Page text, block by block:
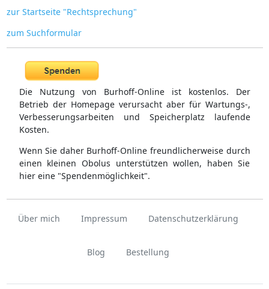
zur Startseite "Rechtsprechung"
zum Suchformular
Die Nutzung von Burhoff-Online ist kostenlos. Der
Betrieb der Homepage verursacht aber für Wartungs-,
Verbesserungsarbeiten und Speicherplatz laufende
Kosten.
Wenn Sie daher Burhoff-Online freundlicherweise durch
einen kleinen Obolus unterstützen wollen, haben Sie
hier eine "Spendenmöglichkeit".
Über mich Impressum Datenschutzerklärung
Blog Bestellung